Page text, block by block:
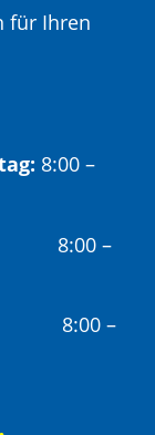
für Ihren
8:00 –
8:00 –
8:00 –